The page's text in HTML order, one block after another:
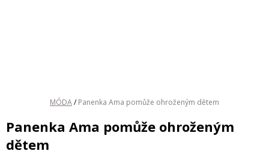
MÓDA/ Panenka Ama pomůže ohroženým dětem
Panenka Ama pomůže ohroženým
dětem